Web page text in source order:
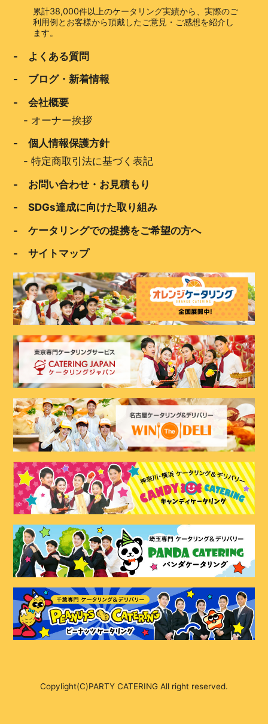
累計38,000件以上のケータリング実績から、実際のご
利用例とお客様から頂戴したご意見・ご感想を紹介し
ます。
- よくある質問
- ブログ・新着情報
- 会社概要
- オーナー挨拶
- 個人情報保護方針
-特定商取引法に基づく表記
- お問い合わせ・お見積もり
- SDGs達成に向けた取り組み
- ケータリングでの提携をご希望の方へ
- サイトマップ
Copylight(C)PARTY CATERING All right reserved.